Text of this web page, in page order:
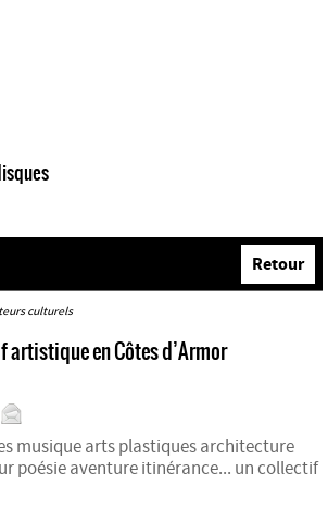
culturels
Retour
artistique en Côtes d’Armor
musique arts plastiques architecture
poésie aventure itinérance... un collectif